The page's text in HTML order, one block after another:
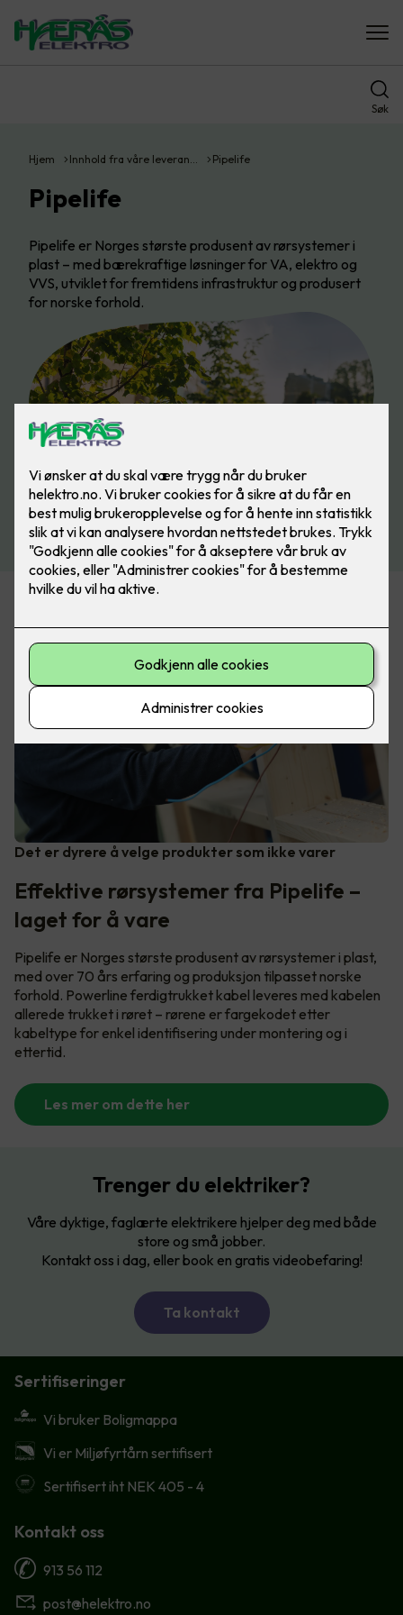
Søk
Hjem Innhold fra våre leveran… Pipelife
Pipelife
Pipelife er Norges største produsent av rørsystemer i
plast – med bærekraftige løsninger for VA, elektro og
VVS, utviklet for fremtidens infrastruktur og produsert
for norske forhold.
Det er dyrere å velge produkter som ikke varer
Effektive rørsystemer fra Pipelife –
laget for å vare
Pipelife er Norges største produsent av rørsystemer i plast,
med over 70 års erfaring og produksjon tilpasset norske
forhold. Powerline ferdigtrukket kabel leveres med kabelen
allerede trukket i røret – rørene er fargekodet etter
kabeltype for enkel identifisering under montering og i
ettertid.
Les mer om dette her
Trenger du elektriker?
Våre dyktige, faglærte elektrikere hjelper deg med både
store og små jobber.
Kontakt oss i dag, eller book en gratis videobefaring!
Ta kontakt
Sertifiseringer
Vi bruker Boligmappa
Vi er Miljøfyrtårn sertifisert
Sertifisert iht NEK 405 - 4
Kontakt oss
913 56 112
post@helektro.no